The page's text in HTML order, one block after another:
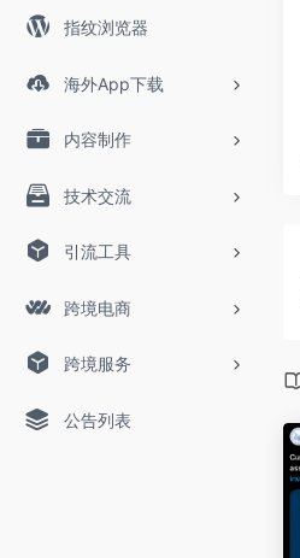
指纹浏览器
海外App下载
内容制作
技术交流
引流工具
跨境电商
跨境服务
公告列表